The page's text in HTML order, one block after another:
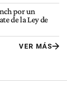
por un
de la Ley de
VER MÁS